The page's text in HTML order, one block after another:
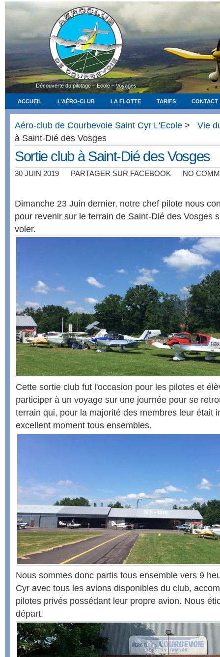
Découverte du pilotage – Ecole – Voyages
ACCUEIL L’AÉRO-CLUB LA FLOTTE TARIFS CONTACT
Aéro-club de Courbevoie Saint Cyr L'Ecole >
Vie
à Saint-Dié des Vosges
Sortie club à Saint-Dié des Vosges
30 JUIN 2019 PARTAGER SUR FACEBOOK NO
Dimanche 23 Juin dernier, notre chef pilote nous
pour revenir sur le terrain de Saint-Dié des Vosges
voler.
Cette sortie club fut l'occasion pour les pilotes et
participer à un voyage sur une journée pour se
terrain qui, pour la majorité des membres leur était
excellent moment tous ensembles.
Nous sommes donc partis tous ensemble vers 9
Cyr avec tous les avions disponibles du club,
pilotes privés possédant leur propre avion. Nous
départ.